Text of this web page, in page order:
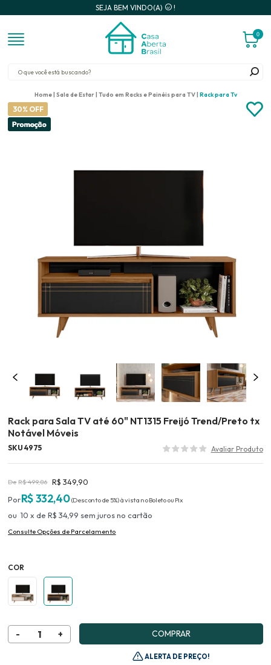
SEJA BEM VINDO(A) !
0
Home Sala de Estar Tudo em Racks e Painéis para TV Rack para Tv
30% OFF
Rack para Sala TV até 60" NT1315 Freijó Trend/Preto tx
Notável Móveis
SKU 4975
R$ 499,86 R$ 349,90
R$ 332,40(Descontode 5%)
10 x de R$ 34,99 sem juros no
COR
COMPRAR
ALERTA DE PREÇO!